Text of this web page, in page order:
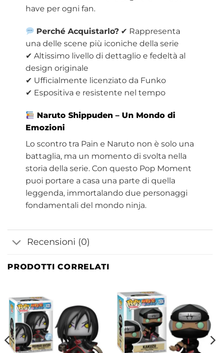
have per ogni fan.
Perché Acquistarlo? ✔ Rappresenta
una delle scene più iconiche della serie
✔ Altissimo livello di dettaglio e fedeltà al
design originale
✔ Ufficialmente licenziato da Funko
✔ Espositiva e resistente nel tempo
Naruto Shippuden – Un Mondo di
Emozioni
Lo scontro tra Pain e Naruto non è solo una
battaglia, ma un momento di svolta nella
storia della serie. Con questo Pop Moment
puoi portare a casa una parte di quella
leggenda, immortalando due personaggi
fondamentali del mondo ninja.
Recensioni (0)
PRODOTTI CORRELATI